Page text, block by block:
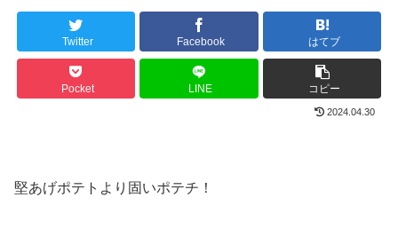
Twitter Facebook はてブ
Pocket LINE コピー
2024.04.30
堅あげポテトより固いポテチ！